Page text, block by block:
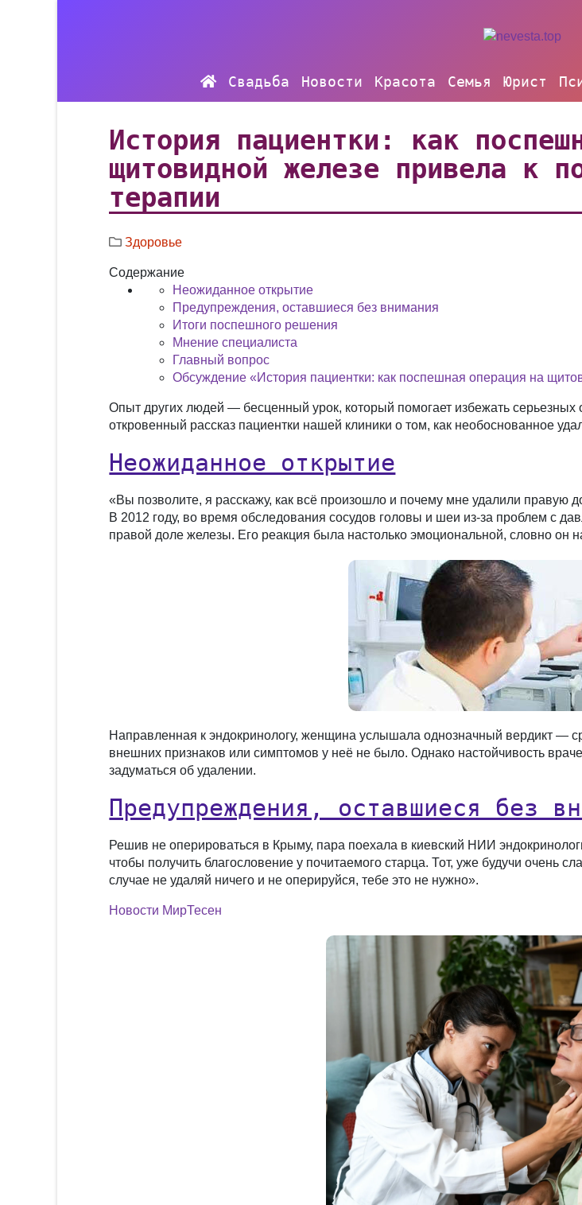
Свадьба Новости Красота Семья Юрист
История пациентки: как
щитовидной железе привела к
терапии
Здоровье
Содержание
Неожиданное открытие
Предупреждения, оставшиеся без внимания
Итоги поспешного решения
Мнение специалиста
Главный вопрос
Обсуждение «История пациентки: как поспешная операция на
Опыт других людей — бесценный урок, который помогает избежать
откровенный рассказ пациентки нашей клиники о том, как необоснованное
Неожиданное открытие
«Вы позволите, я расскажу, как всё произошло и почему мне удалили
В 2012 году, во время обследования сосудов головы и шеи из-за проблем с
правой доле железы. Его реакция была настолько эмоциональной, словно он
Направленная к эндокринологу, женщина услышала однозначный вердикт —
внешних признаков или симптомов у неё не было. Однако настойчивость
задуматься об удалении.
Предупреждения, оставшиеся без
Решив не оперироваться в Крыму, пара поехала в киевский НИИ
чтобы получить благословение у почитаемого старца. Тот, уже будучи очень
случае не удаляй ничего и не оперируйся, тебе это не нужно».
Новости МирТесен